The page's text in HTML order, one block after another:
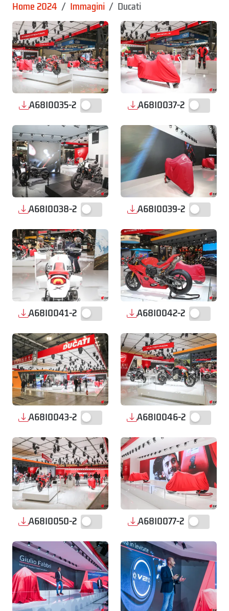
Home 2024 Immagini Ducati
A68I0035-2 A68I0037-2
A68I0038-2 A68I0039-2
A68I0041-2 A68I0042-2
A68I0043-2 A68I0046-2
A68I0050-2 A68I0077-2